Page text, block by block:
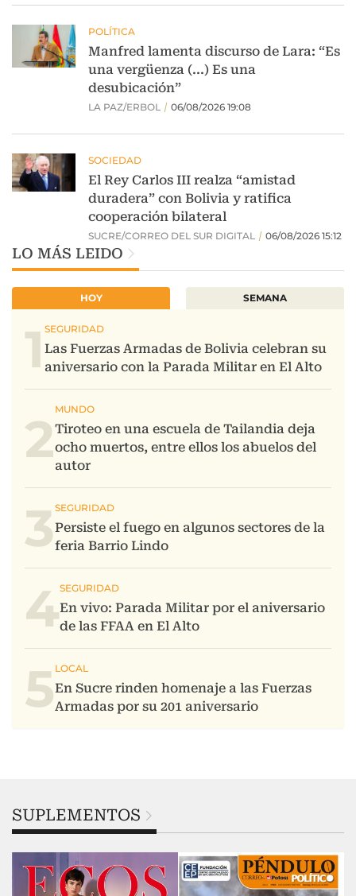
LO MÁS LEIDO
HOY SEMANA
1
2
3
4
5
SUPLEMENTOS